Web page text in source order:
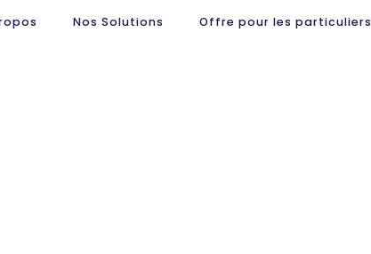
Nos Solutions Offre pour les particuliers